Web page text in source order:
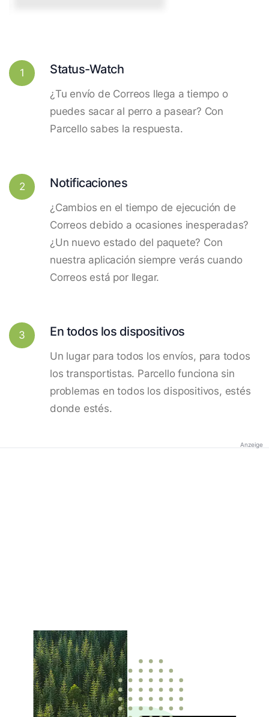
1 Status-Watch
¿Tu envío de Correos llega a tiempo o
puedes sacar al perro a pasear? Con
Parcello sabes la respuesta.
2 Notificaciones
¿Cambios en el tiempo de ejecución de
Correos debido a ocasiones inesperadas?
¿Un nuevo estado del paquete? Con
nuestra aplicación siempre verás cuando
Correos está por llegar.
3 En todos los dispositivos
Un lugar para todos los envíos, para todos
los transportistas. Parcello funciona sin
problemas en todos los dispositivos, estés
donde estés.
Anzeige